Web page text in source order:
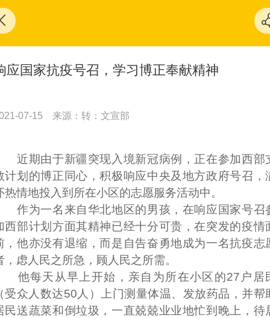
应国家抗疫号召，学习博正奉献精神
07-15 来源：转：文宣部
期由于新疆突现入境新冠病例，正在参加西部
计划的博正同心，积极响应中央及地方政府号召，
热情地投入到所在小区的志愿服务活动中。
为一名来自华北地区的男孩，在响应国家号召
西部计划方面其精神已经十分可贵，在突发的疫情
，他亦没有退缩，而是自告奋勇地成为一名抗疫志
，虑人民之所急，顾人民之所需。
每天从早上开始，亲自为所在小区的27户居
受众人数达50人）上门测量体温、发放药品，并帮
民送蔬菜和倒垃圾，一直兢兢业业地忙到晚上，待